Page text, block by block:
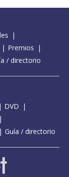
Premios
/ directorio
DVD
Guía / directorio